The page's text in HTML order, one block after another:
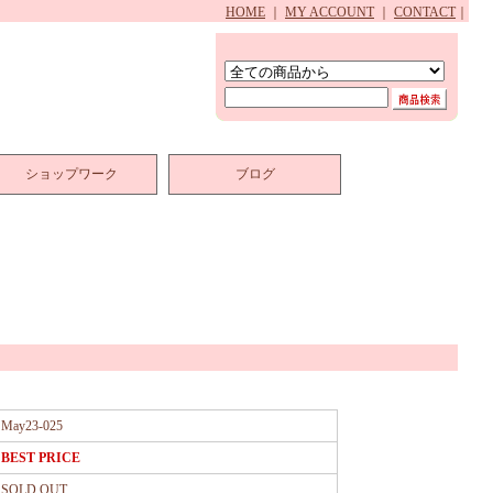
HOME MY ACCOUNT CONTACT
ショップワーク ブログ
May23-025
BEST PRICE
SOLD OUT